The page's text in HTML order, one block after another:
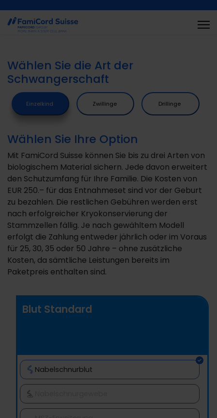
Wählen Sie die Art der
Schwangerschaft
Einzelkind Zwillinge Drillinge
Wählen Sie Ihre Option
Mit FamiCord Suisse können Sie bis zu drei Arten von
biologischem Material sichern. Jede davon erweitert
den Schutzumfang für Ihre Familie. Die Kosten von
EUR 250.– für das Entnahmeset sind vor der Geburt
zu bezahlen. Die restlichen Gebühren werden erst
nach erfolgreicher Kryokonservierung der
Stammzellen fällig. Je nach gewähltem Modell
erfolgt die Zahlung entweder jährlich oder im Voraus
für 25, 30, 35 oder 50 Jahre – ohne zusätzliche
Kosten, da sämtliche Leistungen bereits im
Paketpreis enthalten sind.
Blut Standard
Nabelschnurblut